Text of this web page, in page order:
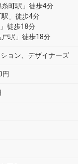
町駅」徒歩4分
」徒歩4分
徒歩18分
駅」徒歩18分
ョン、デザイナーズ
円